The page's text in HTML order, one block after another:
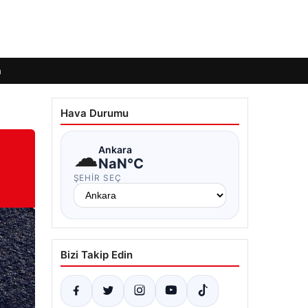
Hava Durumu
☁Ankara
NaN°C
ŞEHIR SEÇ
Bizi Takip Edin